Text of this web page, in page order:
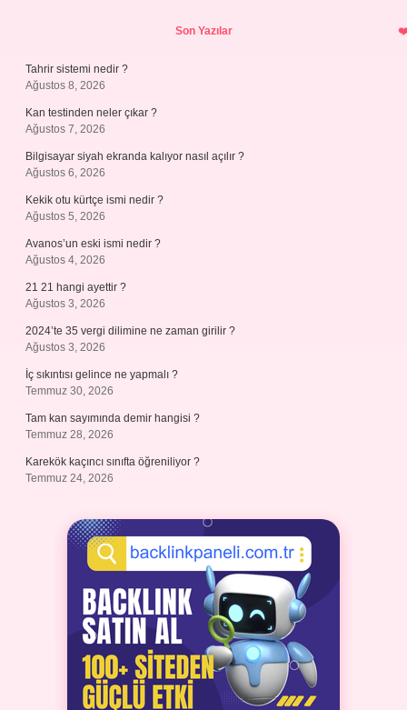
Son Yazılar
Tahrir sistemi nedir ?
Ağustos 8, 2026
Kan testinden neler çıkar ?
Ağustos 7, 2026
Bilgisayar siyah ekranda kalıyor nasıl açılır ?
Ağustos 6, 2026
Kekik otu kürtçe ismi nedir ?
Ağustos 5, 2026
Avanos’un eski ismi nedir ?
Ağustos 4, 2026
21 21 hangi ayettir ?
Ağustos 3, 2026
2024’te 35 vergi dilimine ne zaman girilir ?
Ağustos 3, 2026
İç sıkıntısı gelince ne yapmalı ?
Temmuz 30, 2026
Tam kan sayımında demir hangisi ?
Temmuz 28, 2026
Karekök kaçıncı sınıfta öğreniliyor ?
Temmuz 24, 2026